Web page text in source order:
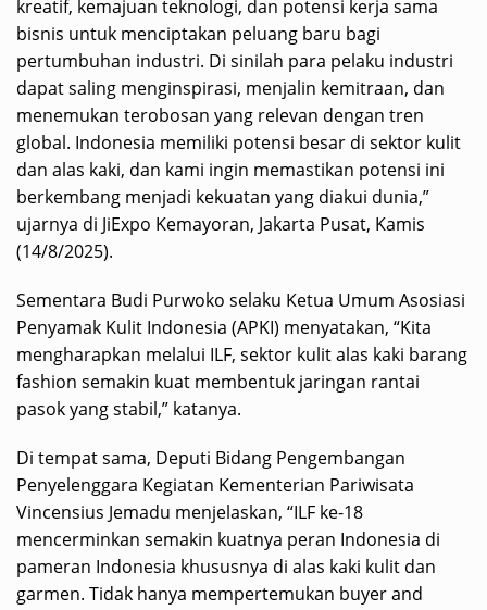
kreatif, kemajuan teknologi, dan potensi kerja sama
bisnis untuk menciptakan peluang baru bagi
pertumbuhan industri. Di sinilah para pelaku industri
dapat saling menginspirasi, menjalin kemitraan, dan
menemukan terobosan yang relevan dengan tren
global. Indonesia memiliki potensi besar di sektor kulit
dan alas kaki, dan kami ingin memastikan potensi ini
berkembang menjadi kekuatan yang diakui dunia,”
ujarnya di JiExpo Kemayoran, Jakarta Pusat, Kamis
(14/8/2025).
Sementara Budi Purwoko selaku Ketua Umum Asosiasi
Penyamak Kulit Indonesia (APKI) menyatakan, “Kita
mengharapkan melalui ILF, sektor kulit alas kaki barang
fashion semakin kuat membentuk jaringan rantai
pasok yang stabil,” katanya.
Di tempat sama, Deputi Bidang Pengembangan
Penyelenggara Kegiatan Kementerian Pariwisata
Vincensius Jemadu menjelaskan, “ILF ke-18
mencerminkan semakin kuatnya peran Indonesia di
pameran Indonesia khususnya di alas kaki kulit dan
garmen. Tidak hanya mempertemukan buyer and